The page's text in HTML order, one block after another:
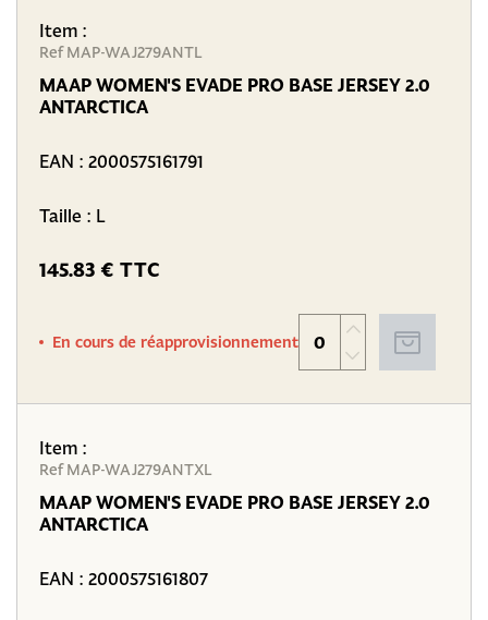
Item :
Ref MAP-WAJ279ANTL
MAAP WOMEN'S EVADE PRO BASE JERSEY 2.0
ANTARCTICA
EAN : 2000575161791
Taille : L
145.83 € TTC
En cours de réapprovisionnement
Item :
Ref MAP-WAJ279ANTXL
MAAP WOMEN'S EVADE PRO BASE JERSEY 2.0
ANTARCTICA
EAN : 2000575161807